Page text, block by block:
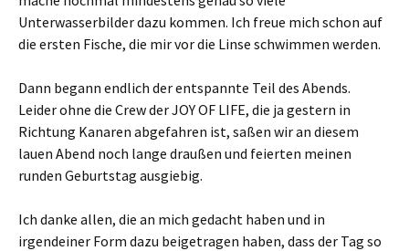
Unterwasserbilder dazu kommen. Ich freue mich schon auf
die ersten Fische, die mir vor die Linse schwimmen werden.
Dann begann endlich der entspannte Teil des Abends.
Leider ohne die Crew der JOY OF LIFE, die ja gestern in
Richtung Kanaren abgefahren ist, saßen wir an diesem
lauen Abend noch lange draußen und feierten meinen
runden Geburtstag ausgiebig.
Ich danke allen, die an mich gedacht haben und in
irgendeiner Form dazu beigetragen haben, dass der Tag so